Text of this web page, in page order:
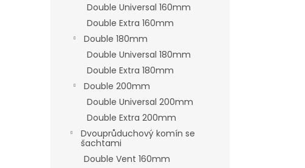
Double Universal 160mm
Double Extra 160mm
Double 180mm
Double Universal 180mm
Double Extra 180mm
Double 200mm
Double Universal 200mm
Double Extra 200mm
Dvouprůduchový komín se
šachtami
Double Vent 160mm